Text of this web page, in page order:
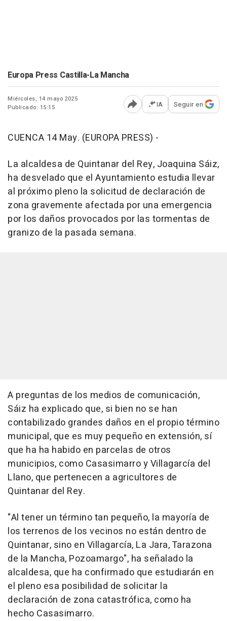
Europa Press Castilla-La Mancha
Miércoles, 14 mayo 2025
Publicado: 15:15
Abrir opciones para
IA Seguir en
CUENCA 14 May. (EUROPA PRESS) -
La alcaldesa de Quintanar del Rey, Joaquina Sáiz,
ha desvelado que el Ayuntamiento estudia llevar
al próximo pleno la solicitud de declaración de
zona gravemente afectada por una emergencia
por los daños provocados por las tormentas de
granizo de la pasada semana.
A preguntas de los medios de comunicación,
Sáiz ha explicado que, si bien no se han
contabilizado grandes daños en el propio término
municipal, que es muy pequeño en extensión, sí
que ha ha habido en parcelas de otros
municipios, como Casasimarro y Villagarcía del
Llano, que pertenecen a agricultores de
Quintanar del Rey.
"Al tener un término tan pequeño, la mayoría de
los terrenos de los vecinos no están dentro de
Quintanar, sino en Villagarcía, La Jara, Tarazona
de la Mancha, Pozoamargo", ha señalado la
alcaldesa, que ha confirmado que estudiarán en
el pleno esa posibilidad de solicitar la
declaración de zona catastrófica, como ha
hecho Casasimarro.